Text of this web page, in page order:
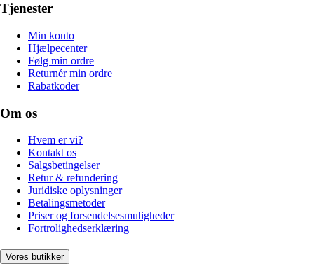
Tjenester
Min konto
Hjælpecenter
Følg min ordre
Returnér min ordre
Rabatkoder
Om os
Hvem er vi?
Kontakt os
Salgsbetingelser
Retur & refundering
Juridiske oplysninger
Betalingsmetoder
Priser og forsendelsesmuligheder
Fortrolighedserklæring
Vores butikker